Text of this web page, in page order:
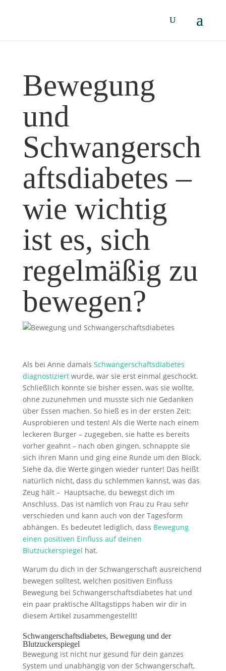
Bewegung
und
Schwangersch
aftsdiabetes –
wie wichtig
ist es, sich
regelmäßig zu
bewegen?
Als bei Anne damals Schwangerschaftsdiabetes
diagnostiziertwurde, war sie erst einmal geschockt.
Schließlich konnte sie bisher essen, was sie wollte,
ohne zuzunehmen und musste sich nie Gedanken
über Essen machen. So hieß es in der ersten Zeit:
Ausprobieren und testen! Als die Werte nach einem
leckeren Burger – zugegeben, sie hatte es bereits
vorher geahnt – nach oben gingen, schnappte sie
sich ihren Mann und ging eine Runde um den Block.
Siehe da, die Werte gingen wieder runter! Das heißt
natürlich nicht, dass du schlemmen kannst, was das
Zeug hält – Hauptsache, du bewegst dich im
Anschluss. Das ist nämlich von Frau zu Frau sehr
verschieden und kann auch von der Tagesform
abhängen. Es bedeutet lediglich, dass Bewegung
einen positiven Einfluss auf deinen
Blutzuckerspiegel hat.
Warum du dich in der Schwangerschaft ausreichend
bewegen solltest, welchen positiven Einfluss
Bewegung bei Schwangerschaftsdiabetes hat und
ein paar praktische Alltagstipps haben wir dir in
diesem Artikel zusammengestellt!
Schwangerschaftsdiabetes, Bewegung und der
Blutzuckerspiegel
Bewegung ist nicht nur gesund für dein ganzes
System und unabhängig von der Schwangerschaft,